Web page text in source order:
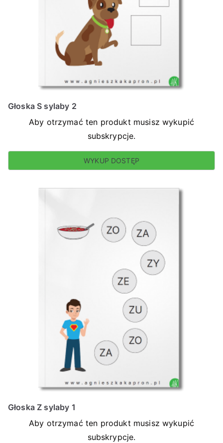
Głoska S sylaby 2
Aby otrzymać ten produkt musisz wykupić
subskrypcje.
WYKUP DOSTĘP
Głoska Z sylaby 1
Aby otrzymać ten produkt musisz wykupić
subskrypcje.